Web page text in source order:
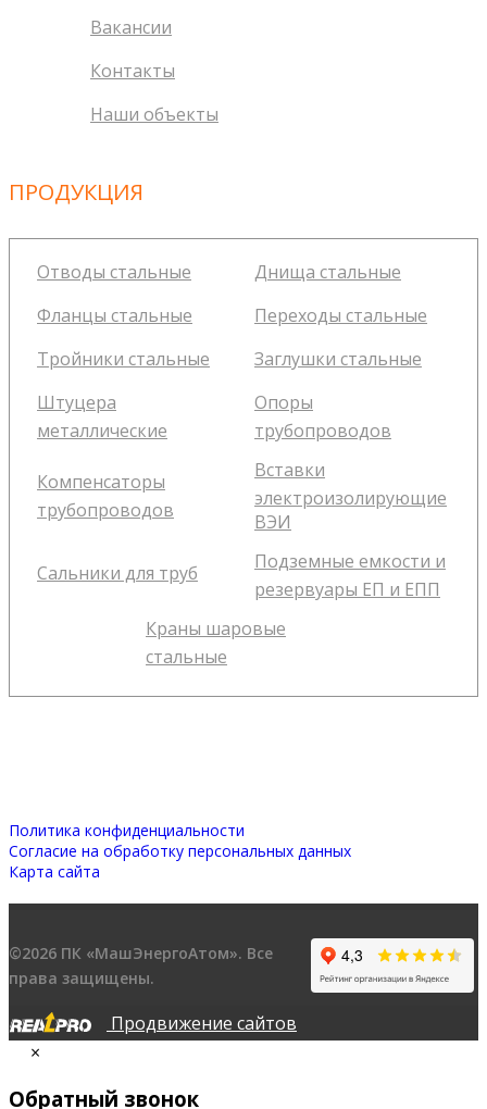
Вакансии
Контакты
Наши объекты
ПРОДУКЦИЯ
Отводы стальные
Днища стальные
Фланцы стальные
Переходы стальные
Тройники стальные
Заглушки стальные
Штуцера
металлические
Опоры
трубопроводов
Компенсаторы
трубопроводов
Вставки
электроизолирующие
ВЭИ
Сальники для труб
Подземные емкости и
резервуары ЕП и ЕПП
Краны шаровые
стальные
Политика конфиденциальности
Согласие на обработку персональных данных
Карта сайта
©2026 ПК «МашЭнергоАтом». Все
права защищены.
Продвижение сайтов
×
Обратный звонок